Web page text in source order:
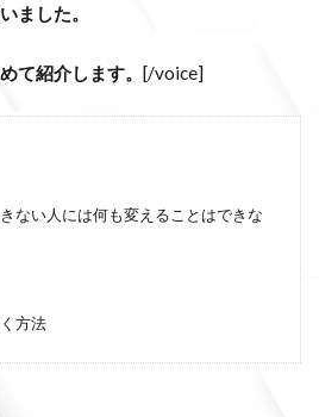
ました。
て紹介します。 [/voice]
ない人には何も変えることはできな
方法